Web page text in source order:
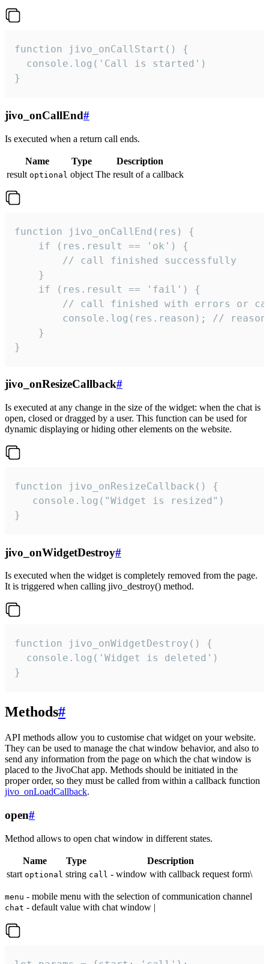
function jivo_onCallStart() {
  console.log('Call is started')
}
jivo_onCallEnd#
Is executed when a return call ends.
Name Type
Description
result optional object The result of a callback
function jivo_onCallEnd(res) {
    if (res.result == 'ok') {
        // call finished successfully
    }
    if (res.result == 'fail') {
// call finished with errors or
console.log(res.reason); //
    }
}
jivo_onResizeCallback#
Is executed at any change in the size of the widget: when the chat is
open, closed or dragged by a user. This function can be used for
dynamic displaying or hiding other elements on the website.
function jivo_onResizeCallback() {
   console.log("Widget is resized")
}
jivo_onWidgetDestroy#
Is executed when the widget is completely removed from the page.
It is triggered when calling jivo_destroy() method.
function jivo_onWidgetDestroy() {
  console.log('Widget is deleted')
}
Methods#
API methods allow you to customise chat widget on your website.
They can be used to manage the chat window behavior, and also to
send any information from the page on which the chat window is
placed to the JivoChat app. Methods should be initiated in the
proper order, so they must be called from within a callback function
jivo_onLoadCallback.
open#
Method allows to open chat window in different states.
Name Type
Description
start optional string call - window with callback request form\
menu - mobile menu with the selection of communication channel
chat - default value with chat window |